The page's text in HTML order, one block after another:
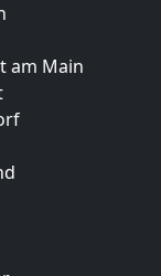
am Main